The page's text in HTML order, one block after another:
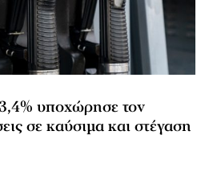
υποχώρησε τον
σε καύσιμα και στέγαση